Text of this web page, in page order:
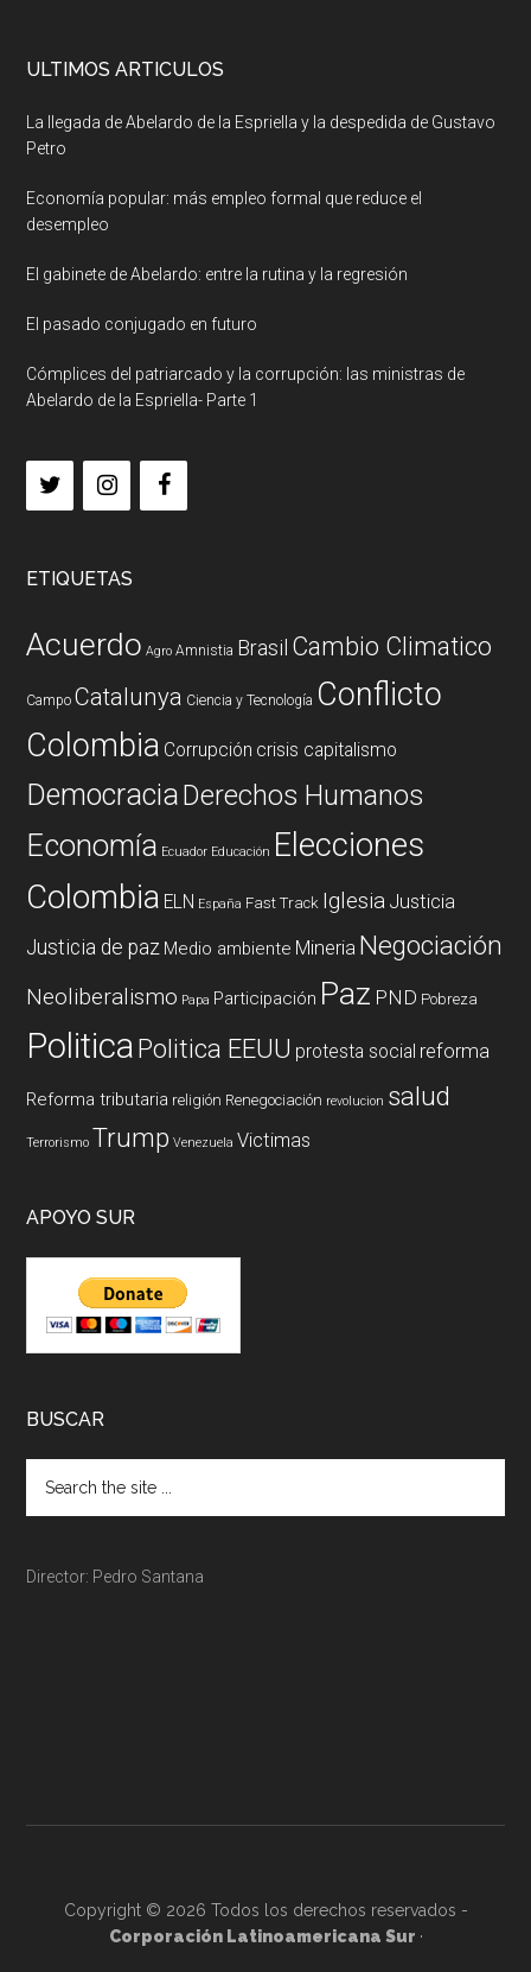
ULTIMOS ARTICULOS
La llegada de Abelardo de la Espriella y la despedida de Gustavo
Petro
Economía popular: más empleo formal que reduce el
desempleo
El gabinete de Abelardo: entre la rutina y la regresión
El pasado conjugado en futuro
Cómplices del patriarcado y la corrupción: las ministras de
Abelardo de la Espriella- Parte 1
ETIQUETAS
Acuerdo Agro Amnistia Brasil Cambio Climatico
Campo Catalunya Ciencia y Tecnología Conflicto
Colombia Corrupción crisis capitalismo
DemocraciaDerechos Humanos
Economía Ecuador Educación Elecciones
Colombia ELN España Fast Track Iglesia Justicia
Justicia de paz Medio ambiente Mineria Negociación
Neoliberalismo Papa Participación Paz PND Pobreza
PoliticaPolitica EEUU protesta social reforma
Reforma tributaria religión Renegociación revolucion salud
Terrorismo Trump Venezuela Victimas
APOYO SUR
BUSCAR
Director: Pedro Santana
Copyright © 2026 Todos los derechos reservados -
Corporación Latinoamericana Sur ·